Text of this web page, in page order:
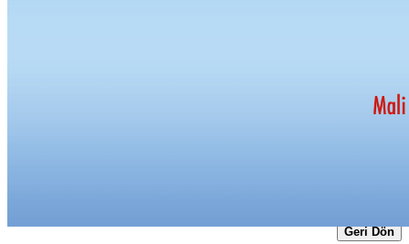
Geri Dön